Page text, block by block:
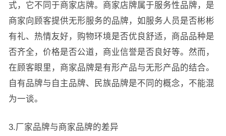
式，它不同于商家店牌。商家店牌属于服务性品牌，是
商家向顾客提供无形服务的品牌，如服务人员是否彬彬
有礼、热情友好，购物环境是否优良舒适，商品品种是
否齐全，价格是否公道，商业信誉是否良好等。然而，
在顾客眼里，商家品牌是有形产品与无形产品的结合。
自有品牌与自主品牌、民族品牌是不同的概念，不能混
为一谈。
3.厂家品牌与商家品牌的差异